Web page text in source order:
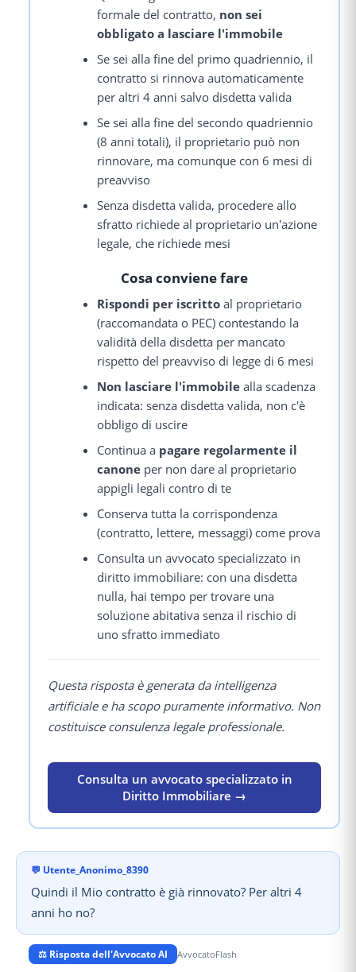
formale del contratto, non sei
obbligato a lasciare l'immobile
Se sei alla fine del primo quadriennio, il
contratto si rinnova automaticamente
per altri 4 anni salvo disdetta valida
Se sei alla fine del secondo quadriennio
(8 anni totali), il proprietario può non
rinnovare, ma comunque con 6 mesi di
preavviso
Senza disdetta valida, procedere allo
sfratto richiede al proprietario un'azione
legale, che richiede mesi
Cosa conviene fare
Rispondi per iscritto al proprietario
(raccomandata o PEC) contestando la
validità della disdetta per mancato
rispetto del preavviso di legge di 6 mesi
Non lasciare l'immobile alla scadenza
indicata: senza disdetta valida, non c'è
obbligo di uscire
Continua a pagare regolarmente il
canone per non dare al proprietario
appigli legali contro di te
Conserva tutta la corrispondenza
(contratto, lettere, messaggi) come prova
Consulta un avvocato specializzato in
diritto immobiliare: con una disdetta
nulla, hai tempo per trovare una
soluzione abitativa senza il rischio di
uno sfratto immediato
Questa risposta è generata da intelligenza
artificiale e ha scopo puramente informativo. Non
costituisce consulenza legale professionale.
Consulta un avvocato specializzato in
Diritto Immobiliare →
💬 Utente_Anonimo_8390
Quindi il Mio contratto è già rinnovato? Per altri 4
anni ho no?
⚖️ Risposta dell'Avvocato AI AvvocatoFlash